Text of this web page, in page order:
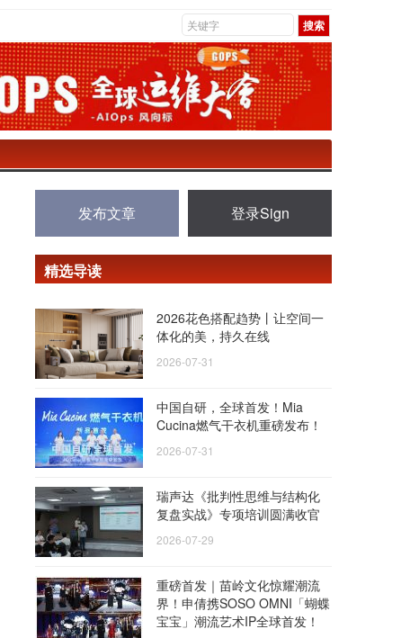
发布文章 登录Sign
精选导读
2026花色搭配趋势丨让空间一
体化的美，持久在线
2026-07-31
中国自研，全球首发！Mia
Cucina燃气干衣机重磅发布！
2026-07-31
瑞声达《批判性思维与结构化
复盘实战》专项培训圆满收官
2026-07-29
重磅首发｜苗岭文化惊耀潮流
界！申倩携SOSO OMNI「蝴蝶
宝宝」潮流艺术IP全球首发！